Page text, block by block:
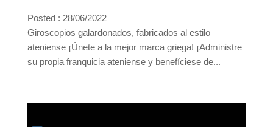
Posted : 28/06/2022
Giroscopios galardonados, fabricados al estilo
ateniense ¡Únete a la mejor marca griega! ¡Administre
su propia franquicia ateniense y benefíciese de...